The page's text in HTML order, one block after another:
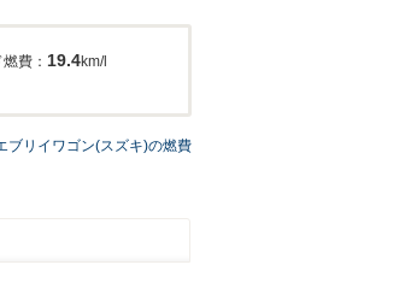
費： 19.4km/l
ブリイワゴン(スズキ)の燃費